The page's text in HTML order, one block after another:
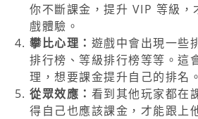
你不斷課金，提升 VIP 等級，
戲體驗。
攀比心理： 遊戲中會出現一些
排行榜、等級排行榜等等。這
理，想要課金提升自己的排名。
從眾效應： 看到其他玩家都在
得自己也應該課金，才能跟上